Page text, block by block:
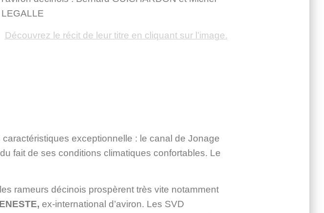
LEGALLE
Découvrez le récit de leur titre en cliquant sur l’image.
caractéristiques exceptionnelle : le canal de Jonage
fait de ses conditions climatiques confortables. Le
rameurs décinois prospèrent très vite notamment
ex-international d’aviron. Les SVD